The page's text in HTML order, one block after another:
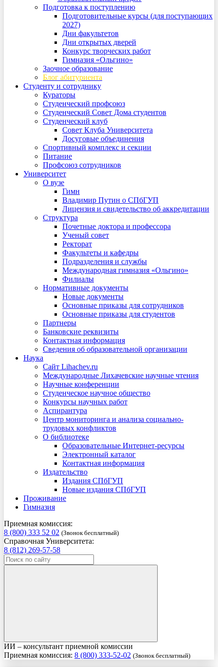
Подготовка к поступлению
Подготовительные курсы (для поступающих
2027)
Дни факультетов
Дни открытых дверей
Конкурс творческих работ
Гимназия «Ольгино»
Заочное образование
Блог абитуриента
Студенту и сотруднику
Кураторы
Студенческий профсоюз
Студенческий Совет Дома студентов
Студенческий клуб
Совет Клуба Университета
Досуговые объединения
Спортивный комплекс и секции
Питание
Профсоюз сотрудников
Университет
О вузе
Гимн
Владимир Путин о СПбГУП
Лицензия и свидетельство об аккредитации
Структура
Почетные доктора и профессора
Ученый совет
Ректорат
Факультеты и кафедры
Подразделения и службы
Международная гимназия «Ольгино»
Филиалы
Нормативные документы
Новые документы
Основные приказы для сотрудников
Основные приказы для студентов
Партнеры
Банковские реквизиты
Контактная информация
Сведения об образовательной организации
Наука
Сайт Lihachev.ru
Международные Лихачевские научные чтения
Научные конференции
Студенческое научное общество
Конкурсы научных работ
Аспирантура
Центр мониторинга и анализа социально-
трудовых конфликтов
О библиотеке
Образовательные Интернет-ресурсы
Электронный каталог
Контактная информация
Издательство
Издания СПбГУП
Новые издания СПбГУП
Проживание
Гимназия
Приемная комиссия:
8 (800) 333 52 02 (Звонок бесплатный)
Справочная Университета:
8 (812) 269-57-58
ИИ – консультант приемной комиссии
Приемная комиссия: 8 (800) 333-52-02 (Звонок бесплатный)